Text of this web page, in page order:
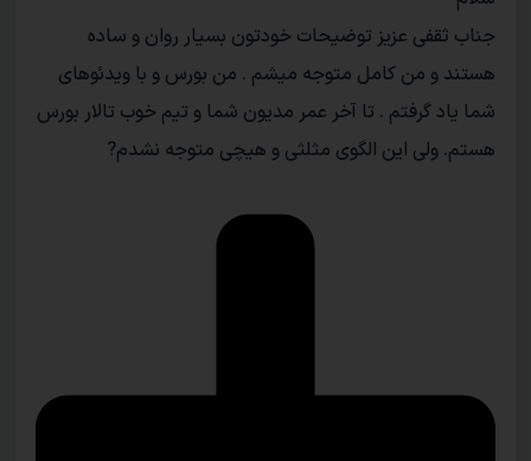
جناب ثقفی عزیز توضیحات خودتون بسیار روان و ساده
هستند و من کامل متوجه میشم . من بورس و با ویدئوهای
شما یاد گرفتم . تا آخر عمر مدیون شما و تیم خوب تالار بورس
هستم. ولی این الگوی مثلثی و هیچی متوجه نشدم?